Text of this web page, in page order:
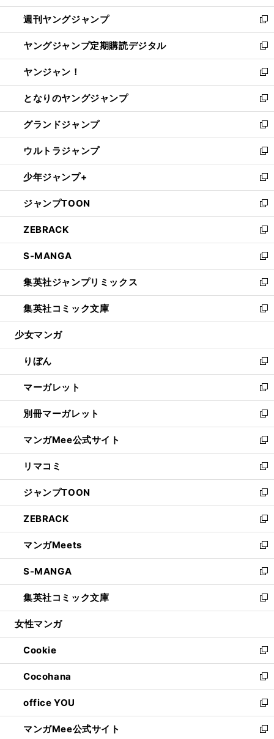
開
く
ウ
で
開
く
ン
ド
ウ
で
開
く
ウ
ィ
ン
ド
ウ
で
開
く
週刊ヤングジャンプ
新
し
い
ウ
ィ
ン
ド
ウ
で
開
く
ヤングジャンプ定期購読デジタル
新
し
い
ウ
ィ
ン
ド
ウ
で
開
く
ヤンジャン！
新
し
い
ウ
ィ
ン
ド
ウ
で
開
く
となりのヤングジャンプ
新
し
い
ウ
ィ
ン
ド
ウ
で
開
く
グランドジャンプ
新
し
い
ウ
ィ
ン
ド
ウ
で
開
く
ウルトラジャンプ
新
し
い
ウ
ィ
ン
ド
ウ
で
開
く
少年ジャンプ+
新
し
い
ウ
ィ
ン
ド
ウ
で
開
く
ジャンプTOON
新
し
い
ウ
ィ
ン
ド
ウ
で
開
ZEBRACK
新
し
い
ウ
ィ
ン
ド
ウ
開
く
S-MANGA
新
し
い
ウ
ィ
ン
ウ
で
開
く
集英社ジャンプリミックス
新
し
い
ウ
ン
ド
ウ
で
開
く
集英社コミック文庫
新
し
ウ
ィ
ン
ド
ウ
で
開
く
少女マンガ
りぼん
新
し
い
ウ
ィ
ン
ド
ウ
で
開
く
マーガレット
新
し
い
ウ
ィ
ン
ド
ウ
で
開
く
別冊マーガレット
新
し
い
ウ
ィ
ン
ド
ウ
で
開
く
マンガMee公式サイト
新
し
い
ウ
ィ
ン
ド
ウ
で
開
く
リマコミ
新
し
い
ウ
ィ
ン
ド
ウ
で
開
く
ジャンプTOON
新
し
い
ウ
ィ
ン
ド
ウ
で
開
ZEBRACK
新
し
い
ウ
ィ
ン
ド
ウ
開
く
マンガMeets
新
し
い
ウ
ィ
ン
ウ
で
開
く
S-MANGA
新
し
い
ウ
ン
ド
ウ
で
開
く
集英社コミック文庫
新
し
ウ
ィ
ン
ド
ウ
で
開
く
女性マンガ
Cookie
新
し
い
ウ
ィ
ン
ド
Cocohana
新
し
い
ウ
ィ
office YOU
新
し
い
マンガMee公式サイト 新